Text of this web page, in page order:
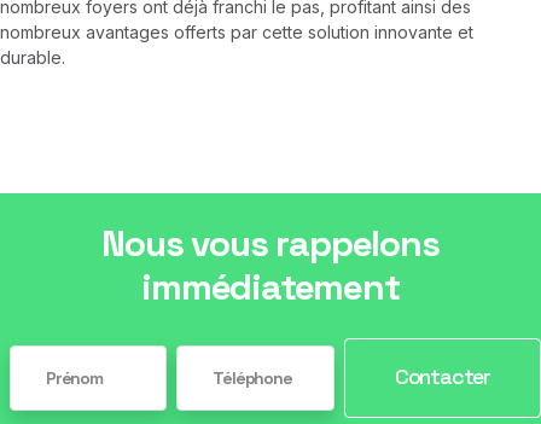
nombreux foyers ont déjà franchi le pas, profitant ainsi des
nombreux avantages offerts par cette solution innovante et
durable.
Nous vous rappelons
immédiatement
Contacter